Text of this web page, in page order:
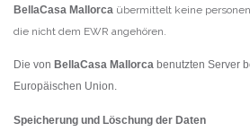
BellaCasa Mallorca übermittelt keine
die nicht dem EWR angehören.
Die von BellaCasa Mallorca benutzten Server
Europäischen Union.
Speicherung und Löschung der Daten